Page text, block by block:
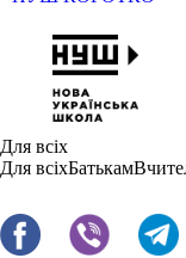
Для всіх
Для всіхБатькам